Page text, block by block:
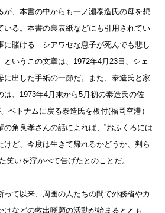
が、本書の中からも一ノ瀬泰造氏の母を想
いる。本書の裏表紙などにも引用されてい
に賭ける シアワセな息子が死んでも悲し
いうこの文章は、1972年4月23日、シェ
に出した手紙の一節だ。また、泰造氏と家
は、1973年4月末から5月初の泰造氏の佐
ベトナムに戻る泰造氏を板付(福岡空港）
の角良孝さんの話によれば、”おふくろには
けど、今度は生きて帰れるかどうか、判ら
笑いを浮かべて告げたとのことだ。
て以来、周囲の人たちの間で外務省やカ
けなどの救出嘆願の活動が始まるととも